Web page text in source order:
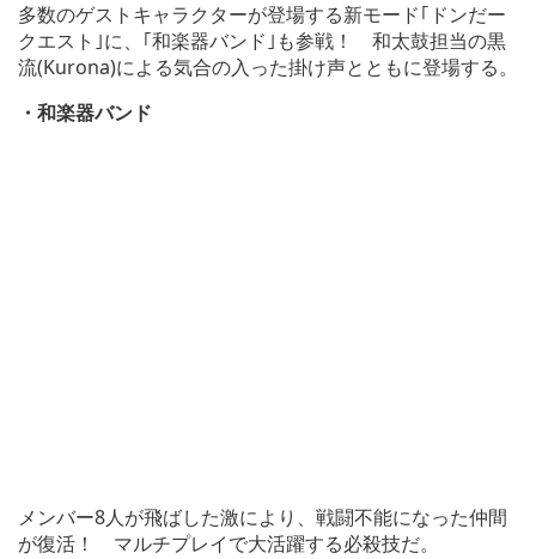
多数のゲストキャラクターが登場する新モード｢ドンだー
クエスト｣に、｢和楽器バンド｣も参戦！ 和太鼓担当の黒
流(Kurona)による気合の入った掛け声とともに登場する。
・和楽器バンド
メンバー8人が飛ばした激により、戦闘不能になった仲間
が復活！ マルチプレイで大活躍する必殺技だ。